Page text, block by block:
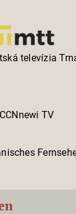
televízia
CCNnewi TV